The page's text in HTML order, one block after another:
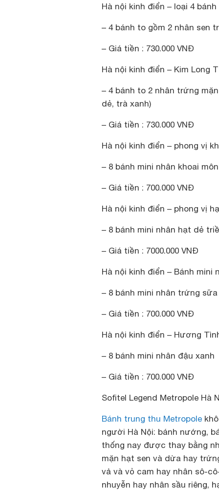
Hà nội kinh điển – loại 4 bánh
– 4 bánh to gồm 2 nhân sen
– Giá tiền : 730.000 VNĐ
Hà nội kinh điển – Kim Long
– 4 bánh to 2 nhân trứng
dẻ, trà xanh)
– Giá tiền : 730.000 VNĐ
Hà nội kinh điển – phong vị
– 8 bánh mini nhân khoai
– Giá tiền : 700.000 VNĐ
Hà nội kinh điển – phong vị
– 8 bánh mini nhân hạt dẻ
– Giá tiền : 7000.000 VNĐ
Hà nội kinh điển – Bánh mini
– 8 bánh mini nhân trứng sữa
– Giá tiền : 700.000 VNĐ
Hà nội kinh điển – Hương
– 8 bánh mini nhân đậu xanh
– Giá tiền : 700.000 VNĐ
Sofitel Legend Metropole Hà
Bánh trung thu Metropole
người Hà Nội: bánh nướng,
thống nay được thay bằng
mặn hạt sen và dừa hay
vả và vỏ cam hay nhân sô-
nhuyễn hay nhân sầu riêng,